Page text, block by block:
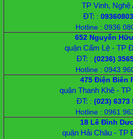
TP Vinh, Nghệ
ĐT: :
Hotline : 0936
652 Nguyễn
quận Cẩm Lệ - TP
ĐT: : (0236)
Hotline : 0943
475 Điện Biên
quận Thanh Khê -
ĐT: : (023) 6373
Hotline : 0961
18 Lê Đình
quận Hải Châu - TP